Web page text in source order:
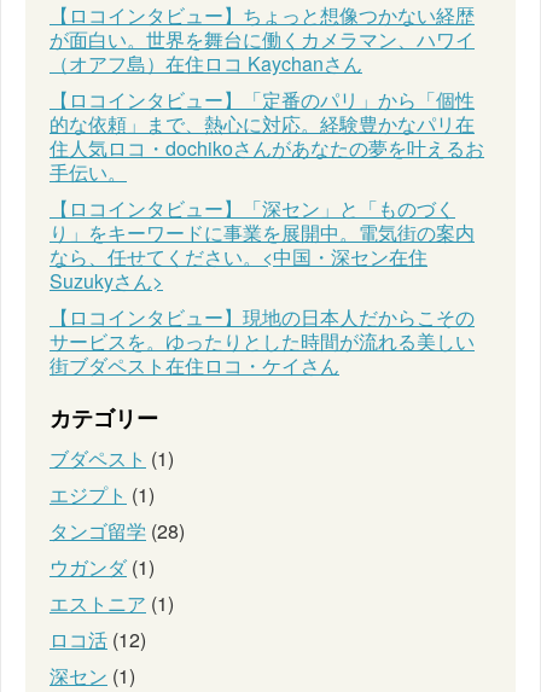
【ロコインタビュー】ちょっと想像つかない経歴
が面白い。世界を舞台に働くカメラマン、ハワイ
（オアフ島）在住ロコ Kaychanさん
【ロコインタビュー】「定番のパリ」から「個性
的な依頼」まで、熱心に対応。経験豊かなパリ在
住人気ロコ・dochikoさんがあなたの夢を叶えるお
手伝い。
【ロコインタビュー】「深セン」と「ものづく
り」をキーワードに事業を展開中。電気街の案内
なら、任せてください。<中国・深セン在住
Suzukyさん>
【ロコインタビュー】現地の日本人だからこその
サービスを。ゆったりとした時間が流れる美しい
街ブダペスト在住ロコ・ケイさん
カテゴリー
ブダペスト (1)
エジプト (1)
タンゴ留学 (28)
ウガンダ(1)
エストニア (1)
ロコ活 (12)
深セン (1)